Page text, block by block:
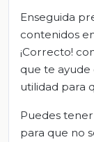
Enseguida
contenidos
¡Correcto!
que te ayude
utilidad para
Puedes
para que no